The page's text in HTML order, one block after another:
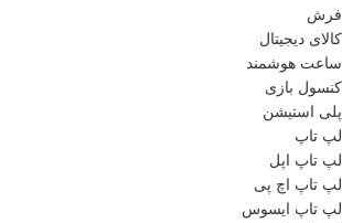
فرش
کالای دیجیتال
ساعت هوشمند
کنسول بازی
پلی استیشن
لپ تاپ
لپ تاپ اپل
لپ تاپ اچ پی
لپ تاپ ایسوس